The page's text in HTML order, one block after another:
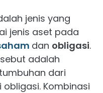
jenis yang
jenis aset pada
dan obligasi.
adalah
dari
Kombinasi